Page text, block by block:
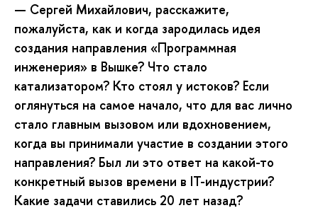
— Сергей Михайлович, расскажите,
пожалуйста, как и когда зародилась идея
создания направления «Программная
инженерия» в Вышке? Что стало
катализатором? Кто стоял у истоков? Если
оглянуться на самое начало, что для вас лично
стало главным вызовом или вдохновением,
когда вы принимали участие в создании этого
направления? Был ли это ответ на какой-то
конкретный вызов времени в IT-индустрии?
Какие задачи ставились 20 лет назад?